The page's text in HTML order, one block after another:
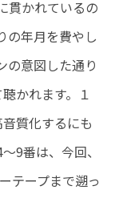
貫かれているの
の年月を費やし
の意図した通り
かれます。１
質化するにも
9番は、今回、
テープまで遡っ